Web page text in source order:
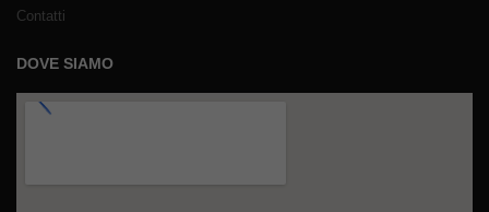
Contatti
DOVE SIAMO